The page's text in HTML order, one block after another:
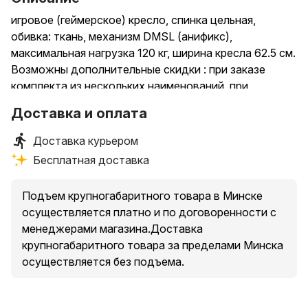
игровое (геймерское) кресло, спинка цельная,
обивка: ткань, механизм DMSL (анификс),
максимальная нагрузка 120 кг, ширина кресла 62.5 см.
Возможны дополнительные скидки : при заказе
комплекта из нескольких наименований, при
Доставка и оплата
Доставка курьером
Бесплатная доставка
Подъем крупногабаритного товара в Минске
осуществляется платно и по договоренности с
менеджерами магазина.Доставка
крупногабаритного товара за пределами Минска
осуществляется без подъема.